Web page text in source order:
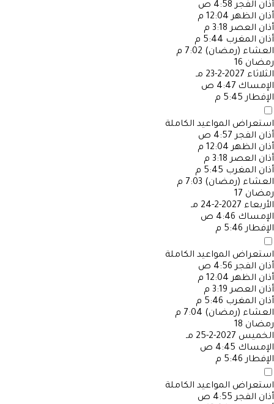
أذان الفجر 4:58 ص
أذان الظهر 12:04 م
أذان العصر 3:18 م
أذان المغرب 5:44 م
العشاء (رمضان) 7:02 م
رمضان 16
الثلاثاء 2027-2-23 مـ
الإمساك 4:47 ص
الإفطار 5:45 م
استعراض المواعيد الكاملة
أذان الفجر 4:57 ص
أذان الظهر 12:04 م
أذان العصر 3:18 م
أذان المغرب 5:45 م
العشاء (رمضان) 7:03 م
رمضان 17
الأربعاء 2027-2-24 مـ
الإمساك 4:46 ص
الإفطار 5:46 م
استعراض المواعيد الكاملة
أذان الفجر 4:56 ص
أذان الظهر 12:04 م
أذان العصر 3:19 م
أذان المغرب 5:46 م
العشاء (رمضان) 7:04 م
رمضان 18
الخميس 2027-2-25 مـ
الإمساك 4:45 ص
الإفطار 5:46 م
استعراض المواعيد الكاملة
أذان الفجر 4:55 ص